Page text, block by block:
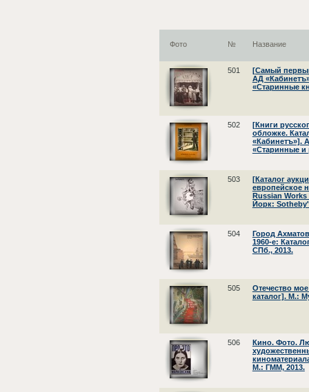
Фото № Название
501
[Самый
АД
«Старинные
502
[Книги
обложке.
«Кабинетъ»].
«Старинные и
503
[Каталог
европейское
Russian
Йорк:
504
Город
1960-е:
СПб., 2013.
505
Отечество
каталог]. М.:
506
Кино. Фото.
М.: ГММ, 2013.